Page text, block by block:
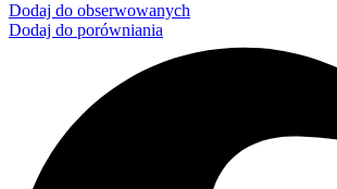
Dodaj do obserwowanych
Dodaj do porówniania